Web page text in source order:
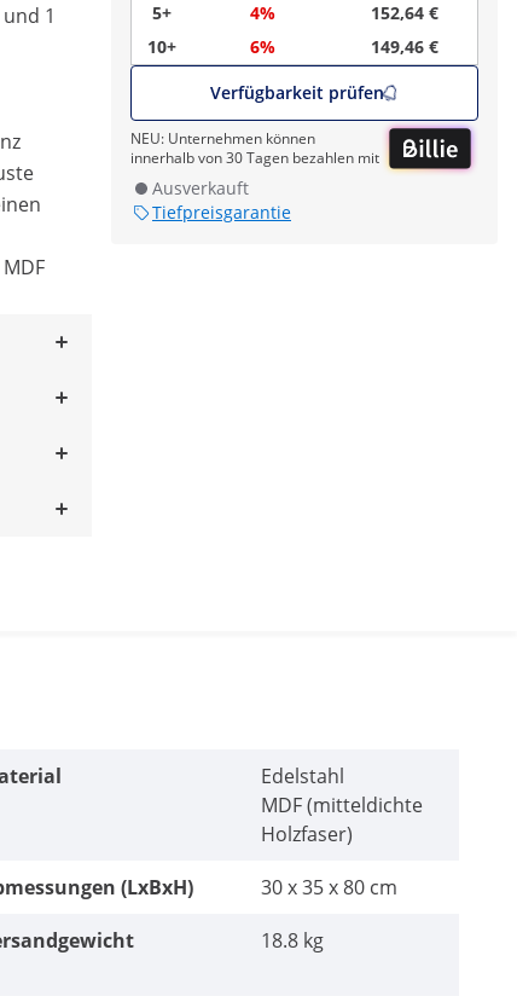
5+
4%
152,64 €
10+
6%
149,46 €
Verfügbarkeit prüfen
NEU: Unternehmen können
innerhalb von 30 Tagen bezahlen mit
Ausverkauft
Tiefpreisgarantie
1
Edelstahl
MDF (mitteldichte
Holzfaser)
(LxBxH)
30 x 35 x 80 cm
18.8 kg